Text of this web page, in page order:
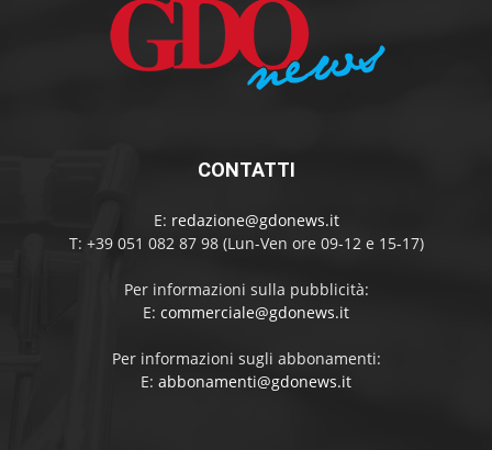
CONTATTI
E: redazione@gdonews.it
T: +39 051 082 87 98 (Lun-Ven ore 09-12 e 15-17)
Per informazioni sulla pubblicità:
E: commerciale@gdonews.it
Per informazioni sugli abbonamenti:
E: abbonamenti@gdonews.it